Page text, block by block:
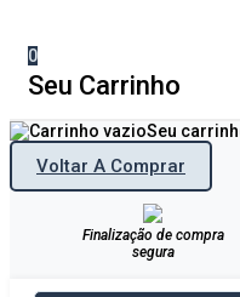
0
Seu Carrinho
Seu
Voltar A Comprar
Finalização de compra
segura